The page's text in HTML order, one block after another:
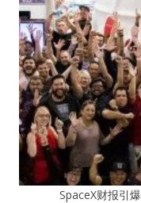
SpaceX财报引